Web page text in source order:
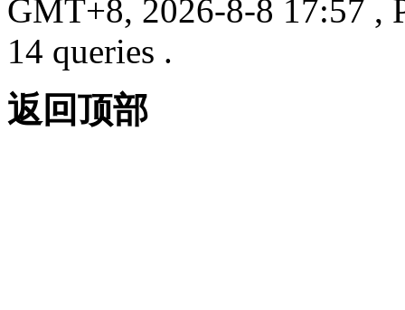
GMT+8, 2026-8-8 17:57 ,
14 queries .
返回顶部